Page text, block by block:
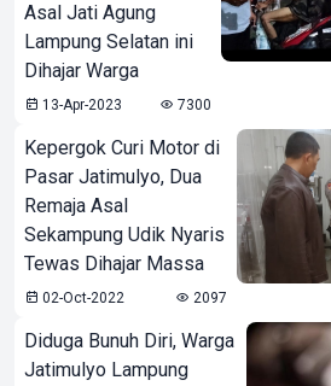
Asal Jati Agung
Lampung Selatan ini
Dihajar Warga
13-Apr-2023 7300
Kepergok Curi Motor di
Pasar Jatimulyo, Dua
Remaja Asal
Sekampung Udik Nyaris
Tewas Dihajar Massa
02-Oct-2022 2097
Diduga Bunuh Diri, Warga
Jatimulyo Lampung